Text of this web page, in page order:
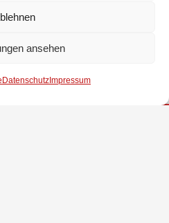
ansehen
Datenschutz Impressum
für 9 Jahre ehrenamtliche Arbeit als
Gute.